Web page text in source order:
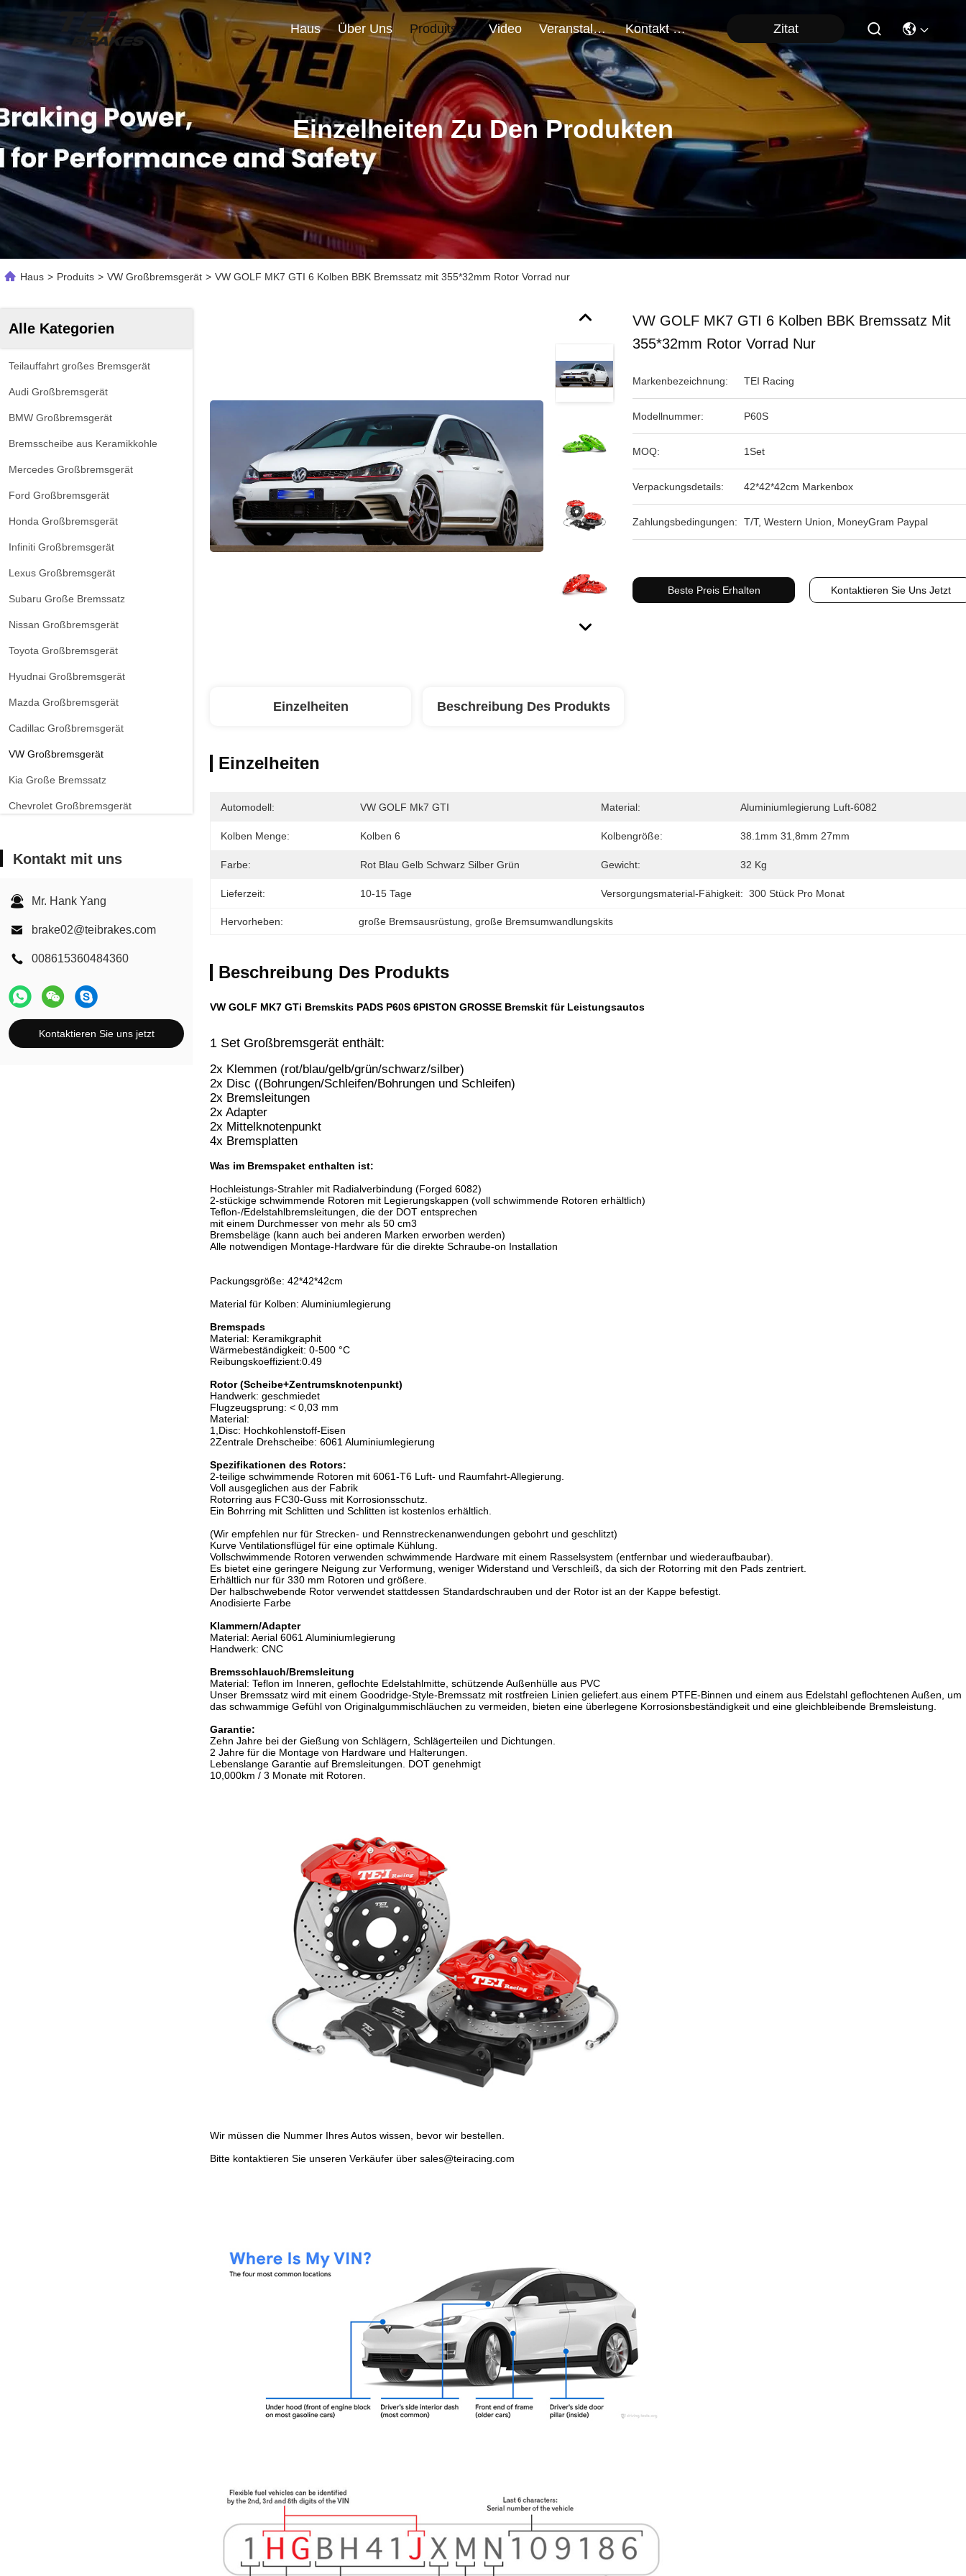
Haus Über Uns Produits Video Veranstaltungen Kontakt Mit Uns Zitat
Einzelheiten Zu Den Produkten
Haus > Produits > VW Großbremsgerät > VW GOLF MK7 GTI 6 Kolben BBK Bremssatz mit 355*32mm Rotor Vorrad nur
Alle Kategorien
Teilauffahrt großes Bremsgerät
Audi Großbremsgerät
BMW Großbremsgerät
Bremsscheibe aus Keramikkohle
Mercedes Großbremsgerät
Ford Großbremsgerät
Honda Großbremsgerät
Infiniti Großbremsgerät
Lexus Großbremsgerät
Subaru Große Bremssatz
Nissan Großbremsgerät
Toyota Großbremsgerät
Hyudnai Großbremsgerät
Mazda Großbremsgerät
Cadillac Großbremsgerät
VW Großbremsgerät
Kia Große Bremssatz
Chevrolet Großbremsgerät
EPB-Bremssattel
Kontakt mit uns
Mr. Hank Yang
brake02@teibrakes.com
008615360484360
Kontaktieren Sie uns jetzt
VW GOLF MK7 GTI 6 Kolben BBK Bremssatz Mit
355*32mm Rotor Vorrad Nur
Markenbezeichnung: TEI Racing
Modellnummer: P60S
MOQ: 1Set
Verpackungsdetails: 42*42*42cm Markenbox
Zahlungsbedingungen: T/T, Western Union, MoneyGram Paypal
Beste Preis Erhalten Kontaktieren Sie Uns Jetzt
Einzelheiten Beschreibung Des Produkts
Einzelheiten
Automodell: VW GOLF Mk7 GTI Material: Aluminiumlegierung Luft-6082
Kolben Menge: Kolben 6 Kolbengröße: 38.1mm 31,8mm 27mm
Farbe: Rot Blau Gelb Schwarz Silber Grün Gewicht: 32 Kg
Lieferzeit: 10-15 Tage Versorgungsmaterial-Fähigkeit: 300 Stück Pro Monat
Hervorheben: große Bremsausrüstung , große Bremsumwandlungskits
Beschreibung Des Produkts
VW GOLF MK7 GTi Bremskits PADS P60S 6PISTON GROSSE Bremskit für Leistungsautos
1 Set Großbremsgerät enthält:
2x Klemmen (rot/blau/gelb/grün/schwarz/silber)
2x Disc ((Bohrungen/Schleifen/Bohrungen und Schleifen)
2x Bremsleitungen
2x Adapter
2x Mittelknotenpunkt
4x Bremsplatten
Was im Bremspaket enthalten ist:
Hochleistungs-Strahler mit Radialverbindung (Forged 6082)
2-stückige schwimmende Rotoren mit Legierungskappen (voll schwimmende Rotoren erhältlich)
Teflon-/Edelstahlbremsleitungen, die der DOT entsprechen
mit einem Durchmesser von mehr als 50 cm3
Bremsbeläge (kann auch bei anderen Marken erworben werden)
Alle notwendigen Montage-Hardware für die direkte Schraube-on Installation
Packungsgröße: 42*42*42cm
Material für Kolben: Aluminiumlegierung
Bremspads
Material: Keramikgraphit
Wärmebeständigkeit: 0-500 °C
Reibungskoeffizient:0.49
Rotor (Scheibe+Zentrumsknotenpunkt)
Handwerk: geschmiedet
Flugzeugsprung: < 0,03 mm
Material:
1,Disc: Hochkohlenstoff-Eisen
2Zentrale Drehscheibe: 6061 Aluminiumlegierung
Spezifikationen des Rotors:
2-teilige schwimmende Rotoren mit 6061-T6 Luft- und Raumfahrt-Allegierung.
Voll ausgeglichen aus der Fabrik
Rotorring aus FC30-Guss mit Korrosionsschutz.
Ein Bohrring mit Schlitten und Schlitten ist kostenlos erhältlich.
(Wir empfehlen nur für Strecken- und Rennstreckenanwendungen gebohrt und geschlitzt)
Kurve Ventilationsflügel für eine optimale Kühlung.
Vollschwimmende Rotoren verwenden schwimmende Hardware mit einem Rasselsystem (entfernbar und wiederaufbaubar).
Es bietet eine geringere Neigung zur Verformung, weniger Widerstand und Verschleiß, da sich der Rotorring mit den Pads zentriert.
Erhältlich nur für 330 mm Rotoren und größere.
Der halbschwebende Rotor verwendet stattdessen Standardschrauben und der Rotor ist an der Kappe befestigt.
Anodisierte Farbe
Klammern/Adapter
Material: Aerial 6061 Aluminiumlegierung
Handwerk: CNC
Bremsschlauch/Bremsleitung
Material: Teflon im Inneren, geflochte Edelstahlmitte, schützende Außenhülle aus PVC
Unser Bremssatz wird mit einem Goodridge-Style-Bremssatz mit rostfreien Linien geliefert.aus einem PTFE-Binnen und einem aus Edelstahl geflochtenen Außen, um
das schwammige Gefühl von Originalgummischläuchen zu vermeiden, bieten eine überlegene Korrosionsbeständigkeit und eine gleichbleibende Bremsleistung.
Garantie:
Zehn Jahre bei der Gießung von Schlägern, Schlägerteilen und Dichtungen.
2 Jahre für die Montage von Hardware und Halterungen.
Lebenslange Garantie auf Bremsleitungen. DOT genehmigt
10,000km / 3 Monate mit Rotoren.
Wir müssen die Nummer Ihres Autos wissen, bevor wir bestellen.
Bitte kontaktieren Sie unseren Verkäufer über sales@teiracing.com